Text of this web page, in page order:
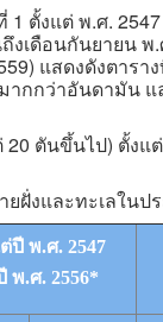
ตั้งแต่ พ.ศ.
เดือนกันยายน พ
แสดงดังตารา
กกว่าอันดามัน
ตันขึ้นไป) ตั้งแต่
งและทะเลในปร
ปี พ.ศ. 2547
พ.ศ. 2556*